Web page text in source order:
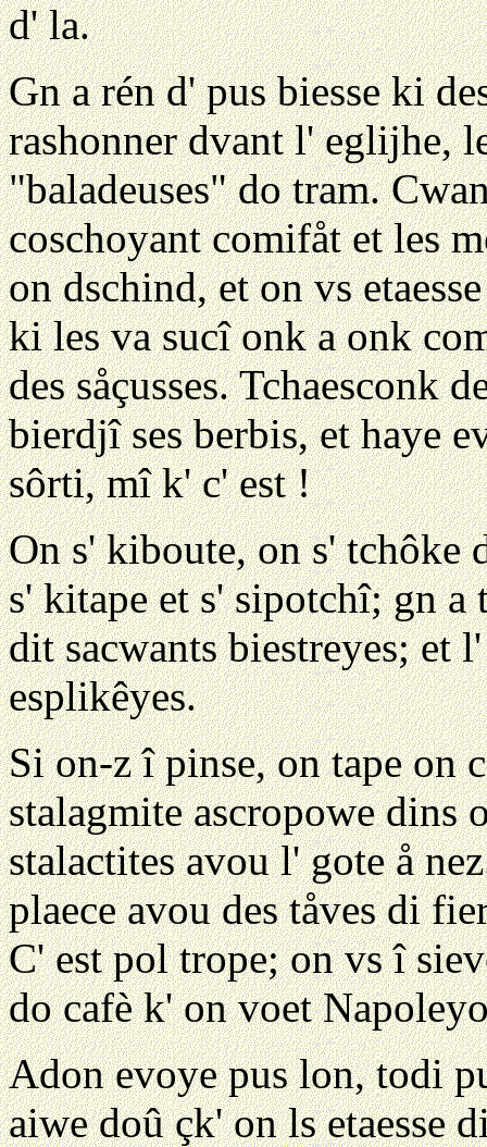
d' la.
Gn a rén d' pus biesse ki
rashonner dvant l' eglijhe,
"baladeuses" do tram.
coschoyant comifåt et les
on dschind, et on vs
ki les va sucî onk a onk
des såçusses. Tchaesconk
bierdjî ses berbis, et haye
sôrti, mî k' c' est !
On s' kiboute, on s' tchôke
s' kitape et s' sipotchî; gn a
dit sacwants biestreyes; et
esplikêyes.
Si on-z î pinse, on tape on
stalagmite ascropowe dins
stalactites avou l' gote å
plaece avou des tåves di
C' est pol trope; on vs î
do cafè k' on voet
Adon evoye pus lon, todi
aiwe doû çk' on ls etaesse